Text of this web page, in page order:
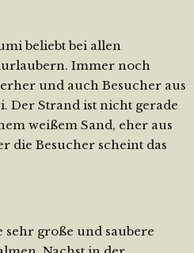
beliebt bei allen
Immer noch
und auch Besucher aus
Der Strand ist nicht gerade
weißem Sand, eher aus
die Besucher scheint das
große und saubere